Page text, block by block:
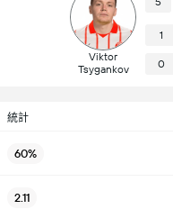
Viktor
Tsygankov
1
0
統計
60%
2.11